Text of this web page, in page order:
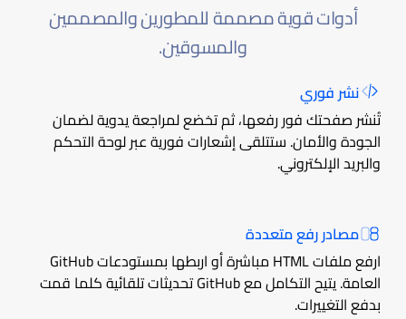
أدوات قوية مصممة للمطورين والمصممين
والمسوقين.
نشر فوري
تُنشر صفحتك فور رفعها، ثم تخضع لمراجعة يدوية لضمان
الجودة والأمان. ستتلقى إشعارات فورية عبر لوحة التحكم
والبريد الإلكتروني.
مصادر رفع متعددة
ارفع ملفات HTML مباشرة أو اربطها بمستودعات GitHub
العامة. يتيح التكامل مع GitHub تحديثات تلقائية كلما قمت
بدفع التغييرات.